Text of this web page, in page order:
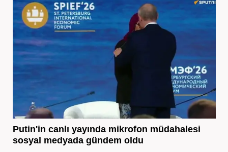
Putin'in canlı yayında mikrofon müdahalesi
sosyal medyada gündem oldu